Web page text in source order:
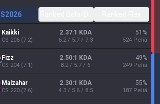
S2026
Kaikki
CS 206 (7.2)
2.37:1 KDA
6.2 / 5.7 / 7.3
51 %
524 Peliä
Fizz
CS 204 (7.1)
2.50:1 KDA
8.2 / 5.7 / 6
49%
249 Peliä
Malzahar
CS 220 (7.6)
2.30:1 KDA
4.3 / 5.6 / 8.5
55%
187 Peliä